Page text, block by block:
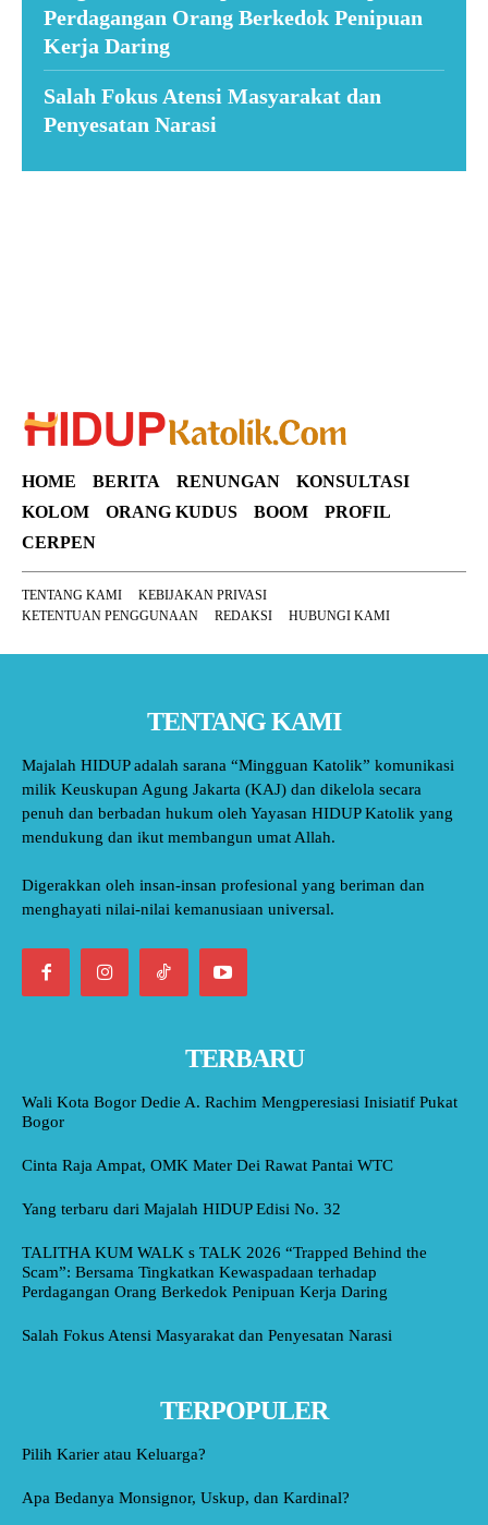
Perdagangan Orang Berkedok Penipuan
Kerja Daring
Salah Fokus Atensi Masyarakat dan
Penyesatan Narasi
HOME BERITA RENUNGAN
KONSULTASI
KOLOM
ORANG KUDUS BOOM
PROFIL
CERPEN
TENTANG KAMI
KEBIJAKAN PRIVASI
KETENTUAN PENGGUNAAN
REDAKSI HUBUNGI KAMI
TENTANG KAMI
Majalah HIDUP adalah sarana “Mingguan Katolik” komunikasi
milik Keuskupan Agung Jakarta (KAJ) dan dikelola secara
penuh dan berbadan hukum oleh Yayasan HIDUP Katolik yang
mendukung dan ikut membangun umat Allah.
Digerakkan oleh insan-insan profesional yang beriman dan
menghayati nilai-nilai kemanusiaan universal.
TERBARU
Wali Kota Bogor Dedie A. Rachim Mengperesiasi Inisiatif Pukat
Bogor
Cinta Raja Ampat, OMK Mater Dei Rawat Pantai WTC
Yang terbaru dari Majalah HIDUP Edisi No. 32
TALITHA KUM WALK s TALK 2026 “Trapped Behind the
Scam”: Bersama Tingkatkan Kewaspadaan terhadap
Perdagangan Orang Berkedok Penipuan Kerja Daring
Salah Fokus Atensi Masyarakat dan Penyesatan Narasi
TERPOPULER
Pilih Karier atau Keluarga?
Apa Bedanya Monsignor, Uskup, dan Kardinal?